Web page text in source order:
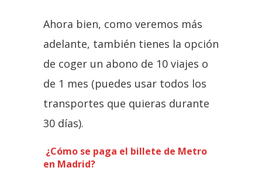
Ahora bien, como veremos más
adelante, también tienes la opción
de coger un abono de 10 viajes o
de 1 mes (puedes usar todos los
transportes que quieras durante
30 días).
¿Cómo se paga el billete de Metro
en Madrid?